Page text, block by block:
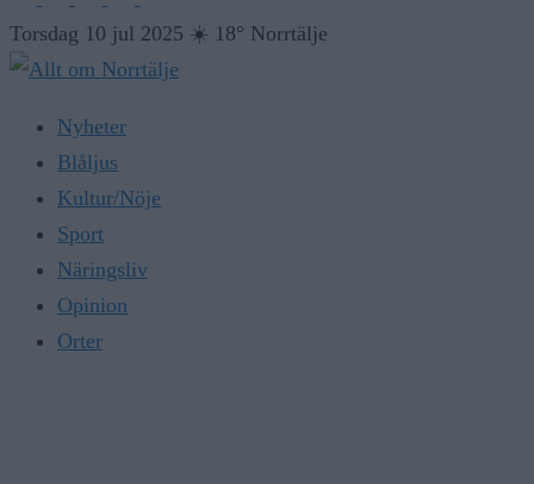
Torsdag 10 jul 2025 ☀️ 18° Norrtälje
Nyheter
Blåljus
Kultur/Nöje
Sport
Näringsliv
Opinion
Orter